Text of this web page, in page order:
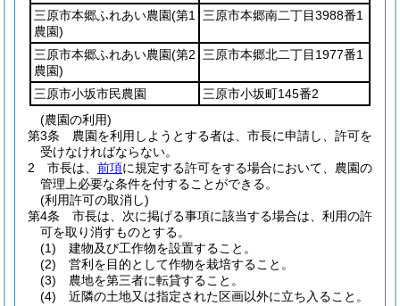
三原市本郷ふれあい農園(第1
農園)
三原市本郷南二丁目3988番1
三原市本郷ふれあい農園(第2
農園)
三原市本郷北二丁目1977番1
三原市小坂市民農園
三原市小坂町145番2
(農園の利用)
第3条
農園を利用しようとする者は、市長に申請し、許可を
受けなければならない。
2
市長は、 前項に規定する許可をする場合において、農園の
管理上必要な条件を付することができる。
(利用許可の取消し)
第4条
市長は、次に掲げる事項に該当する場合は、利用の許
可を取り消すものとする。
(1)
建物及び工作物を設置すること。
(2)
営利を目的として作物を栽培すること。
(3)
農地を第三者に転貸すること。
(4)
近隣の土地又は指定された区画以外に立ち入ること。